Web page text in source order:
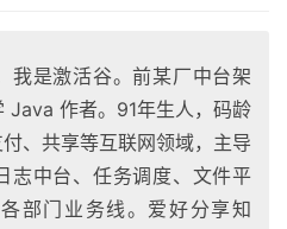
我是激活谷。前某厂中台架
Java 作者。91年生人，码龄
、共享等互联网领域，主导
志中台、任务调度、文件平
部门业务线。爱好分享知